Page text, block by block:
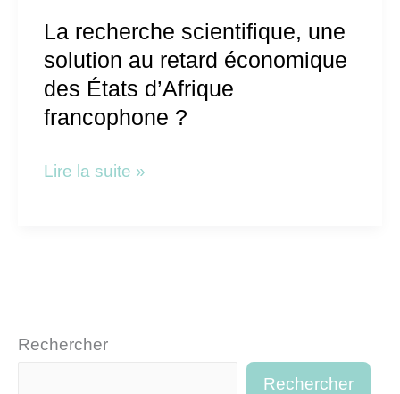
La recherche scientifique, une
solution au retard économique
des États d’Afrique
francophone ?
francophone
?
Lire la suite »
Rechercher
Rechercher